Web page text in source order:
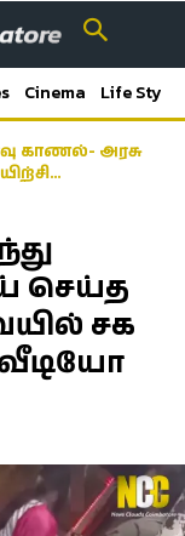
Cinema Life Style
காணல்- அரசு
செய்த
சக